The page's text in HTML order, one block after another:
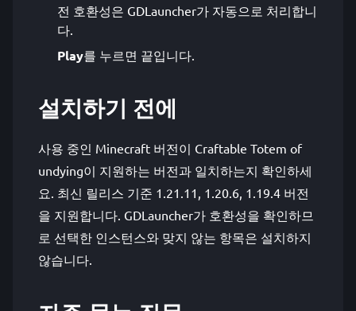
전 호환성은 GDLauncher가 자동으로 처리합니
다.
Play를 누르면 끝입니다.
설치하기 전에
사용 중인 Minecraft 버전이 Craftable Totem of
undying이 지원하는 버전과 일치하는지 확인하세
요. 최신 릴리스 기준 1.21.11, 1.20.6, 1.19.4 버전
을 지원합니다. GDLauncher가 호환성을 확인하므
로 선택한 인스턴스와 맞지 않는 항목은 설치하지
않습니다.